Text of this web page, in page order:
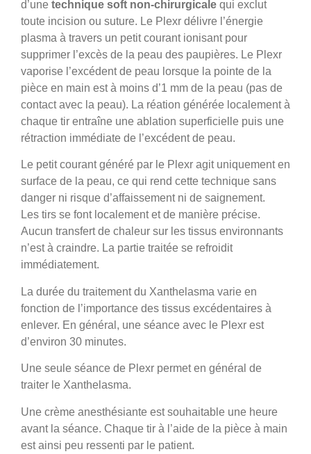
d’une technique soft non-chirurgicale qui exclut
toute incision ou suture. Le Plexr délivre l’énergie
plasma à travers un petit courant ionisant pour
supprimer l’excès de la peau des paupières. Le Plexr
vaporise l’excédent de peau lorsque la pointe de la
pièce en main est à moins d’1 mm de la peau (pas de
contact avec la peau). La réation générée localement à
chaque tir entraîne une ablation superficielle puis une
rétraction immédiate de l’excédent de peau.
Le petit courant généré par le Plexr agit uniquement en
surface de la peau, ce qui rend cette technique sans
danger ni risque d’affaissement ni de saignement.
Les tirs se font localement et de manière précise.
Aucun transfert de chaleur sur les tissus environnants
n’est à craindre. La partie traitée se refroidit
immédiatement.
La durée du traitement du Xanthelasma varie en
fonction de l’importance des tissus excédentaires à
enlever. En général, une séance avec le Plexr est
d’environ 30 minutes.
Une seule séance de Plexr permet en général de
traiter le Xanthelasma.
Une crème anesthésiante est souhaitable une heure
avant la séance. Chaque tir à l’aide de la pièce à main
est ainsi peu ressenti par le patient.